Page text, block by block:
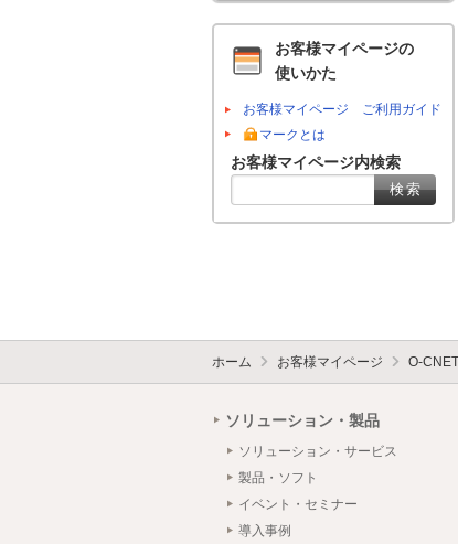
お客様マイページの
使いかた
お客様マイページ ご利用ガイド
マークとは
お客様マイページ内検索
ホーム お客様マイページ O-
ソリューション・製品
ソリューション・サービス
製品・ソフト
イベント・セミナー
導入事例